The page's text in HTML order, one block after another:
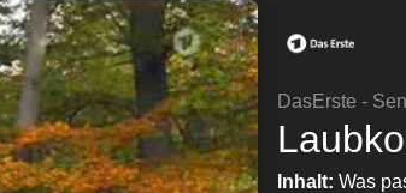
DasErste -
Inhalt: Was